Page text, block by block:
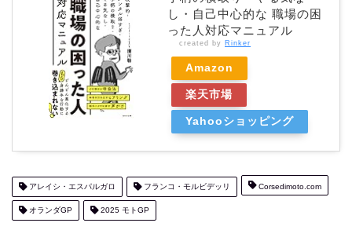
し・自己中心的な 職場の困
った人対応マニュアル
created by Rinker
Amazon
楽天市場
Yahooショッピング
アレイシ・エスパルガロ フランコ・モルビデッリ Corsedimoto.com
オランダGP 2025 モトGP